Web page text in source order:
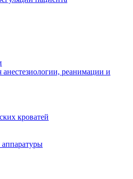
реанимации и
кроватей